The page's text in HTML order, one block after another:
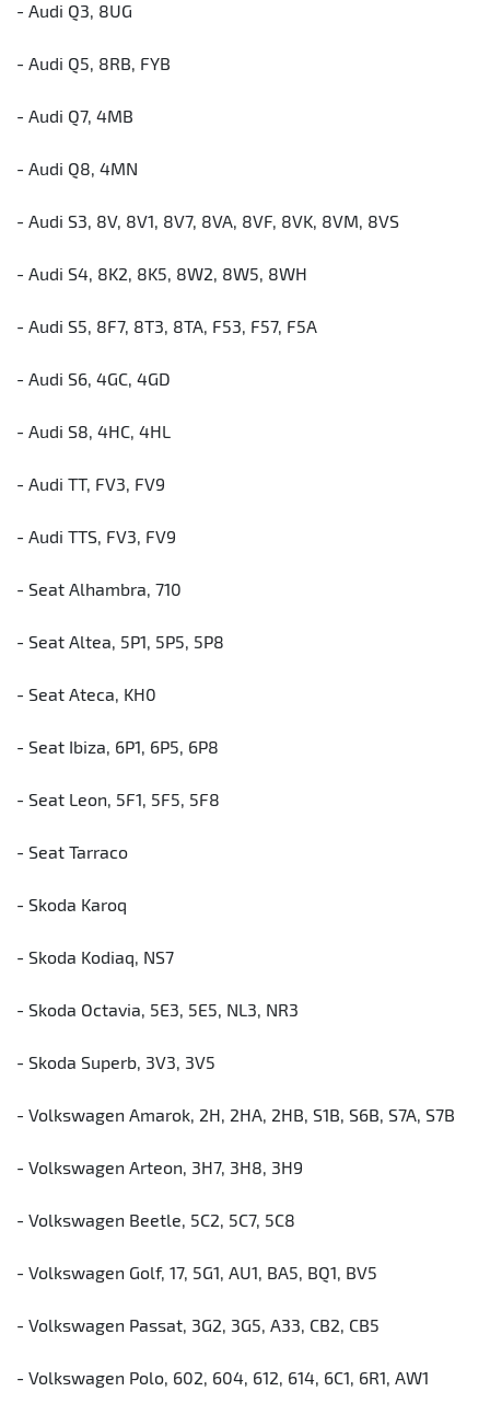
- Audi Q3, 8UG
- Audi Q5, 8RB, FYB
- Audi Q7, 4MB
- Audi Q8, 4MN
- Audi S3, 8V, 8V1, 8V7, 8VA, 8VF, 8VK, 8VM, 8VS
- Audi S4, 8K2, 8K5, 8W2, 8W5, 8WH
- Audi S5, 8F7, 8T3, 8TA, F53, F57, F5A
- Audi S6, 4GC, 4GD
- Audi S8, 4HC, 4HL
- Audi TT, FV3, FV9
- Audi TTS, FV3, FV9
- Seat Alhambra, 710
- Seat Altea, 5P1, 5P5, 5P8
- Seat Ateca, KH0
- Seat Ibiza, 6P1, 6P5, 6P8
- Seat Leon, 5F1, 5F5, 5F8
- Seat Tarraco
- Skoda Karoq
- Skoda Kodiaq, NS7
- Skoda Octavia, 5E3, 5E5, NL3, NR3
- Skoda Superb, 3V3, 3V5
- Volkswagen Amarok, 2H, 2HA, 2HB, S1B, S6B, S7A, S7B
- Volkswagen Arteon, 3H7, 3H8, 3H9
- Volkswagen Beetle, 5C2, 5C7, 5C8
- Volkswagen Golf, 17, 5G1, AU1, BA5, BQ1, BV5
- Volkswagen Passat, 3G2, 3G5, A33, CB2, CB5
- Volkswagen Polo, 602, 604, 612, 614, 6C1, 6R1, AW1